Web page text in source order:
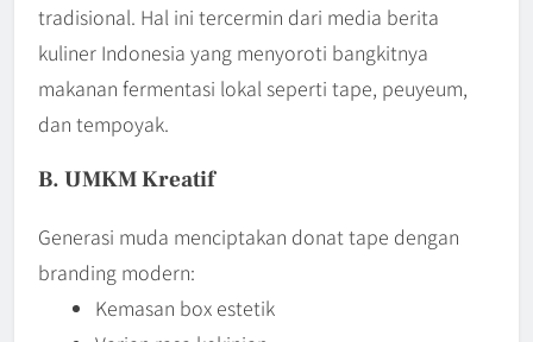
tradisional. Hal ini tercermin dari media berita
kuliner Indonesia yang menyoroti bangkitnya
makanan fermentasi lokal seperti tape, peuyeum,
dan tempoyak.
B. UMKM Kreatif
Generasi muda menciptakan donat tape dengan
branding modern:
Kemasan box estetik